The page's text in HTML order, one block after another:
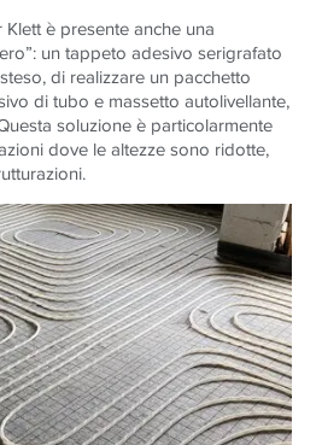
è presente anche una
un tappeto adesivo serigrafato
di realizzare un pacchetto
di tubo e massetto autolivellante,
soluzione è particolarmente
dove le altezze sono ridotte,